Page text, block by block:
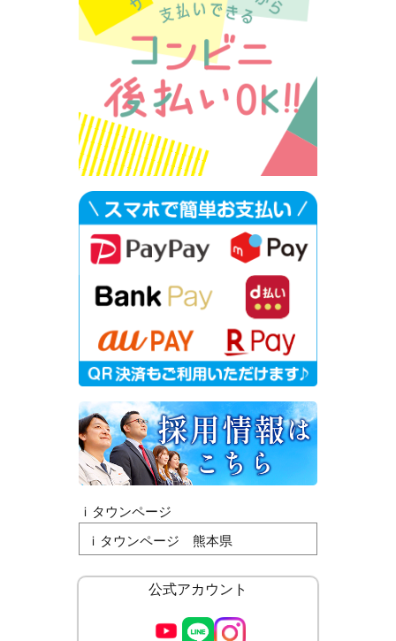
ｉタウンページ
ｉタウンページ 熊本県
公式アカウント